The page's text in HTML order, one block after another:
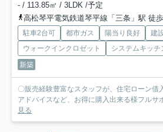
- / 113.85㎡ / 3LDK /予定
高松琴平電気鉄道琴平線「三条」駅 徒
駐車2台可 都市ガス 陽当り良好
建
ウォークインクロゼット
システムキッチ
新築
〇販売経験豊富なスタッフが、住宅ローン借
アドバイスなど、お得に購入出来る様フルサ
見る